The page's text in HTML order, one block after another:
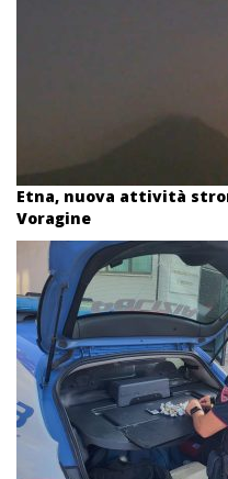
Etna, nuova attività
Voragine